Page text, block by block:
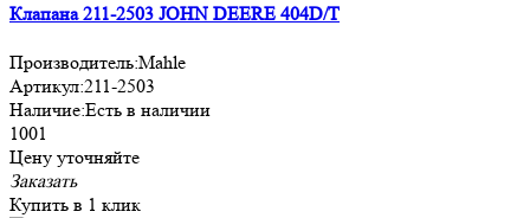
Клапана 211-2503 JOHN DEERE 404D/T
Производитель:Mahle
Артикул:211-2503
Наличие:Есть в наличии
1001
Цену уточняйте
Заказать
Купить в 1 клик